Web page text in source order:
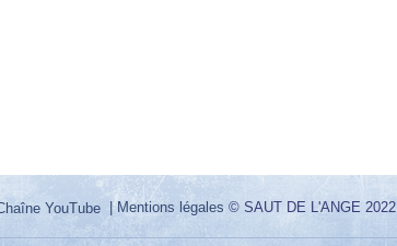
YouTube| Mentions légales © SAUT DE L'ANGE 2022